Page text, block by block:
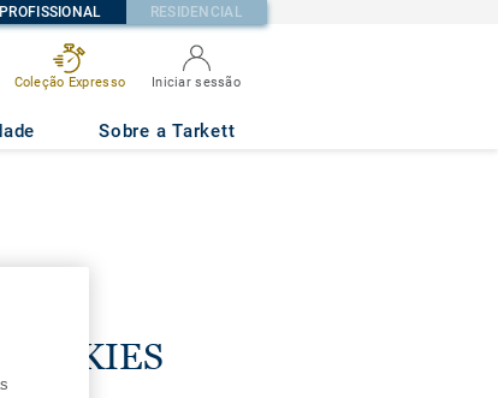
PROFISSIONAL RESIDENCIAL
Coleção Expresso Iniciar sessão
Sobre a Tarkett